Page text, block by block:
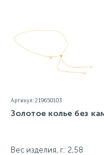
Артикул: 219650103
Золотое колье без
Вес изделия, г.: 2,58